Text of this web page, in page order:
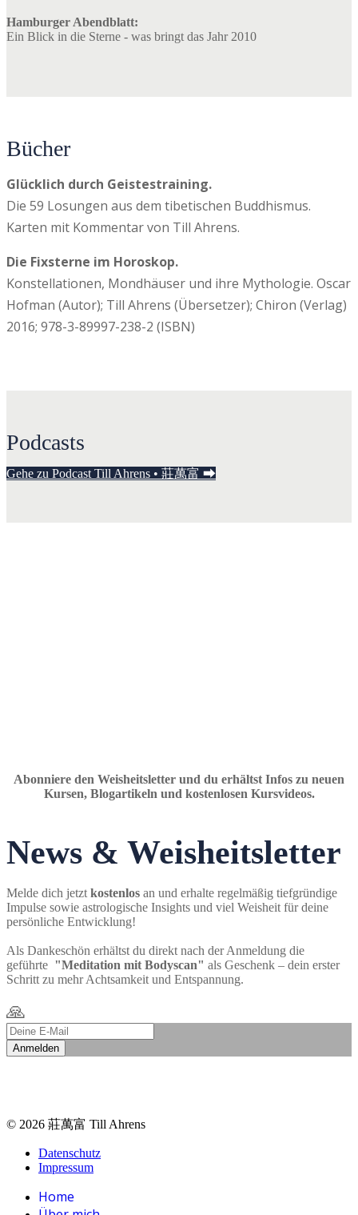
Hamburger Abendblatt:
Ein Blick in die Sterne - was bringt das Jahr 2010
Bücher
Glücklich durch Geistestraining.
Die 59 Losungen aus dem tibetischen Buddhismus.
Karten mit Kommentar von Till Ahrens.
Die Fixsterne im Horoskop.
Konstellationen, Mondhäuser und ihre Mythologie. Oscar
Hofman (Autor); Till Ahrens (Übersetzer); Chiron (Verlag)
2016; 978-3-89997-238-2 (ISBN)
Podcasts
Gehe zu Podcast Till Ahrens • 莊萬富 ⮕
Abonniere den Weisheitsletter und du erhältst Infos zu neuen
Kursen, Blogartikeln und kostenlosen Kursvideos.
News & Weisheitsletter
Melde dich jetzt kostenlos an und erhalte regelmäßig tiefgründige
Impulse sowie astrologische Insights und viel Weisheit für deine
persönliche Entwicklung!
Als Dankeschön erhältst du direkt nach der Anmeldung die
geführte "Meditation mit Bodyscan" als Geschenk – dein erster
Schritt zu mehr Achtsamkeit und Entspannung.
🙏
Anmelden
© 2026 莊萬富 Till Ahrens
Datenschutz
Impressum
Home